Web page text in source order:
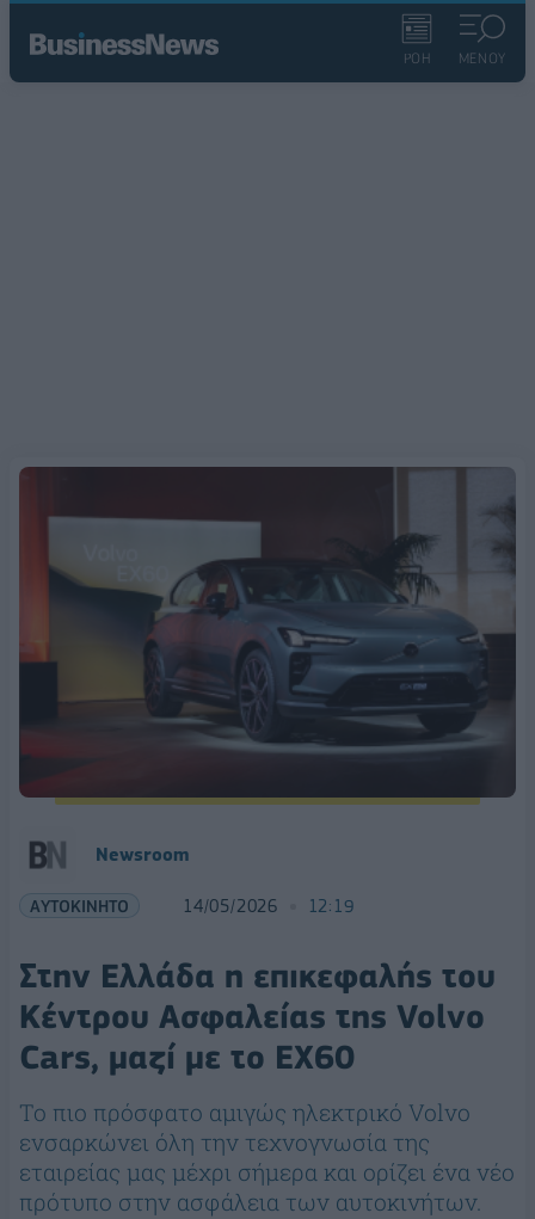
ΡΟΗ ΜΕΝΟΥ
Newsroom
ΑΥΤΟΚΙΝΗΤΟ 14/05/2026 12:19
Στην Ελλάδα η επικεφαλής του
Κέντρου Ασφαλείας της Volvo
Cars, μαζί με το EX60
Το πιο πρόσφατο αμιγώς ηλεκτρικό Volvo
ενσαρκώνει όλη την τεχνογνωσία της
εταιρείας μας μέχρι σήμερα και ορίζει ένα νέο
πρότυπο στην ασφάλεια των αυτοκινήτων.